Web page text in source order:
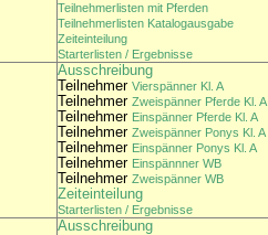
Teilnehmerlisten mit Pferden
Teilnehmerlisten Katalogausgabe
Zeiteinteilung
Starterlisten / Ergebnisse
Ausschreibung
Teilnehmer Vierspänner Kl. A
Teilnehmer Zweispänner Pferde Kl. A
Teilnehmer Einspänner Pferde Kl. A
Teilnehmer Zweispänner Ponys Kl. A
Teilnehmer Einspänner Ponys Kl. A
Teilnehmer Einspännner WB
Teilnehmer Zweispänner WB
Zeiteinteilung
Starterlisten / Ergebnisse
Ausschreibung